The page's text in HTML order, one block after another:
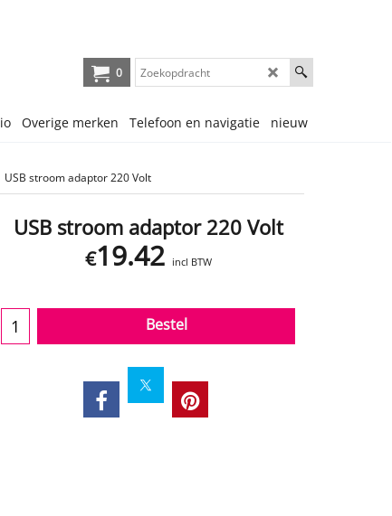
0
Overige merken Telefoon en navigatie nieuw
USB stroom adaptor 220 Volt
USB stroom adaptor 220 Volt
€19.42 incl BTW
Bestel